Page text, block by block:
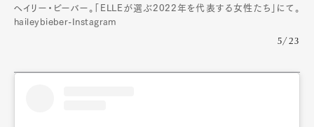
ヘイリー・ビーバー。「ELLEが選ぶ2022年を代表する女性たち」にて。
haileybieber-Instagram
5/23